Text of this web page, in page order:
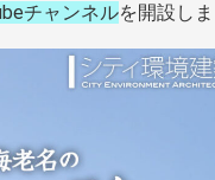
チャンネルを開設し